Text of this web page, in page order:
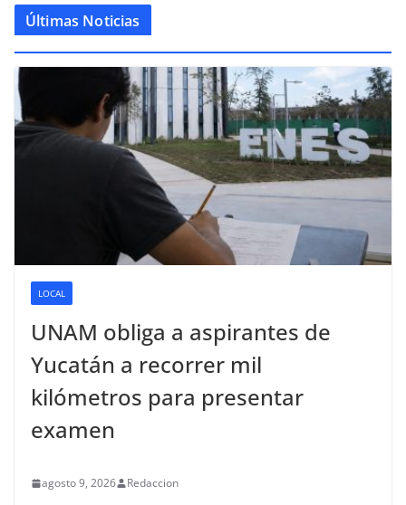
Últimas Noticias
LOCAL
UNAM obliga a aspirantes de
Yucatán a recorrer mil
kilómetros para presentar
examen
agosto 9, 2026 Redaccion